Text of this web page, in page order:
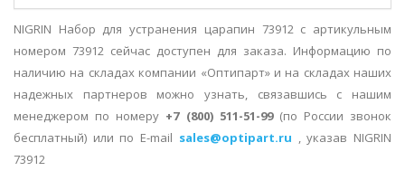
NIGRIN Набор для устранения царапин 73912 с артикульным
номером 73912 сейчас доступен для заказа. Информацию по
наличию на складах компании «Оптипарт» и на складах наших
надежных партнеров можно узнать, связавшись с нашим
менеджером по номеру +7 (800) 511-51-99(по России звонок
бесплатный) или по E-mail sales@optipart.ru , указав NIGRIN
73912